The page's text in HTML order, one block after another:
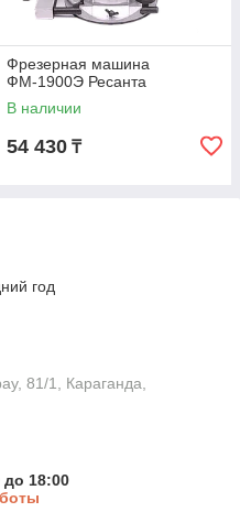
Фрезерная машина
ФМ-1900Э Ресанта
В наличии
54 430 ₸
год
81/1, Караганда,
до 18:00